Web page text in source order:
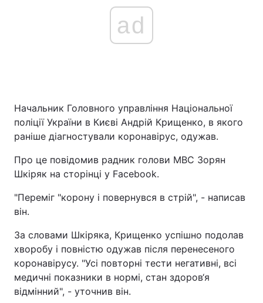
ad
Начальник Головного управління Національної
поліції України в Києві Андрій Крищенко, в якого
раніше діагностували коронавірус, одужав.
Про це повідомив радник голови МВС Зорян
Шкіряк на сторінці у Facebook.
"Переміг "корону і повернувся в стрій", - написав
він.
За словами Шкіряка, Крищенко успішно подолав
хворобу і повністю одужав після перенесеного
коронавірусу. "Усі повторні тести негативні, всі
медичні показники в нормі, стан здоров‘я
відмінний", - уточнив він.